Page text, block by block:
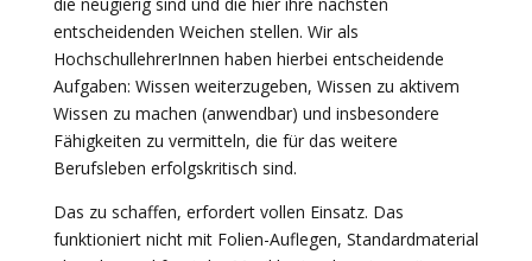
die neugierig sind und die hier ihre nächsten
entscheidenden Weichen stellen. Wir als
HochschullehrerInnen haben hierbei entscheidende
Aufgaben: Wissen weiterzugeben, Wissen zu aktivem
Wissen zu machen (anwendbar) und insbesondere
Fähigkeiten zu vermitteln, die für das weitere
Berufsleben erfolgskritisch sind.
Das zu schaffen, erfordert vollen Einsatz. Das
funktioniert nicht mit Folien-Auflegen, Standardmaterial